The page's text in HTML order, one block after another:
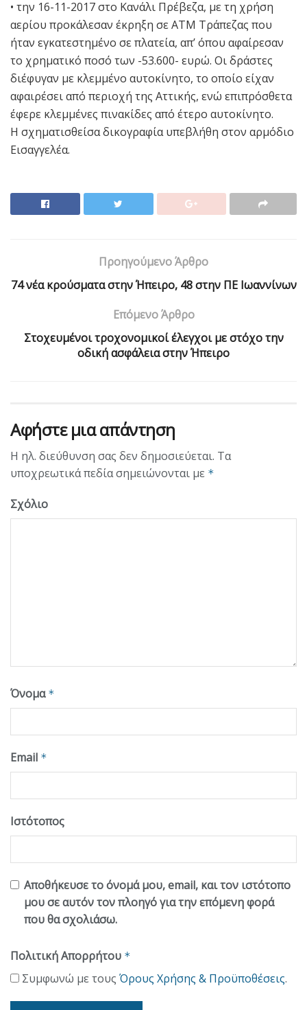
• την 16-11-2017 στο Κανάλι Πρέβεζα, με τη χρήση
αερίου προκάλεσαν έκρηξη σε ΑΤΜ Τράπεζας που
ήταν εγκατεστημένο σε πλατεία, απ’ όπου αφαίρεσαν
το χρηματικό ποσό των -53.600- ευρώ. Οι δράστες
διέφυγαν με κλεμμένο αυτοκίνητο, το οποίο είχαν
αφαιρέσει από περιοχή της Αττικής, ενώ επιπρόσθετα
έφερε κλεμμένες πινακίδες από έτερο αυτοκίνητο.
Η σχηματισθείσα δικογραφία υπεβλήθη στον αρμόδιο
Εισαγγελέα.
Προηγούμενο Άρθρο
74 νέα κρούσματα στην Ήπειρο, 48 στην ΠΕ Ιωαννίνων
Επόμενο Άρθρο
Στοχευμένοι τροχονομικοί έλεγχοι με στόχο την
οδική ασφάλεια στην Ήπειρο
Αφήστε μια απάντηση
Η ηλ. διεύθυνση σας δεν δημοσιεύεται. Τα
υποχρεωτικά πεδία σημειώνονται με *
Σχόλιο
Όνομα *
Email *
Ιστότοπος
Αποθήκευσε το όνομά μου, email, και τον ιστότοπο
μου σε αυτόν τον πλοηγό για την επόμενη φορά
που θα σχολιάσω.
Πολιτική Απορρήτου *
Συμφωνώ με τους Όρους Χρήσης & Προϋποθέσεις.